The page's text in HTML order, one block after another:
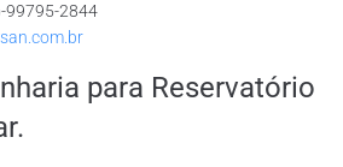
2844
para Reservatório